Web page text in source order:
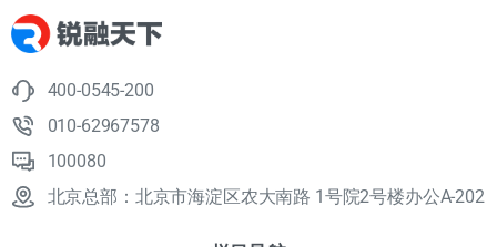
400-0545-200
010-62967578
100080
北京总部：北京市海淀区农大南路 1号院2号楼办公A-202